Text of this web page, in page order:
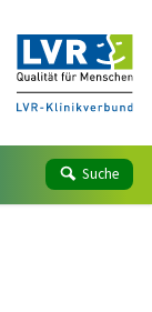
Suche